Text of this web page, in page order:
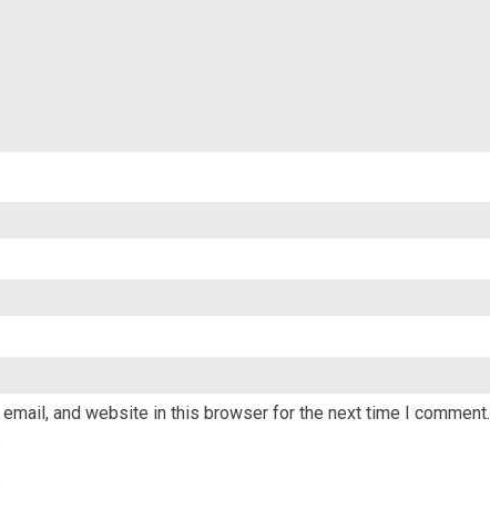
email, and website in this browser for the next time I comment.